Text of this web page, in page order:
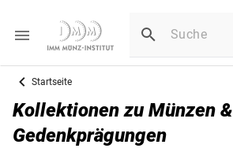
Startseite
Kollektionen zu Münzen &
Gedenkprägungen